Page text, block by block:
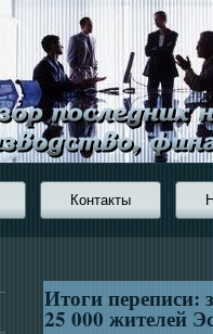
Контакты
Итоги переписи:
25 000 жителей